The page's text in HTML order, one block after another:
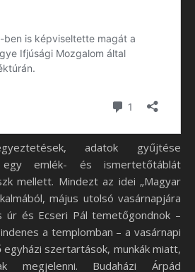
adatok gyűjtése
emlék- és ismertetőtáblát
mellett. Mindezt az idei „Magyar
május utolsó vasárnapjára
úr és Ecseri Pál temetőgondnok –
a templomban – a vasárnapi
szertartások, munkák miatt,
megjelenni. Budaházi Árpád